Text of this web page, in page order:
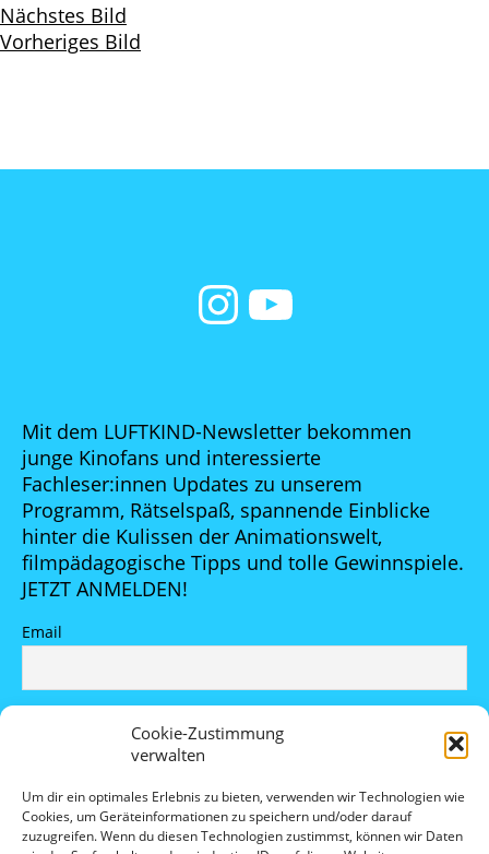
Cookie-Zustimmung
verwalten
Um dir ein optimales Erlebnis zu bieten, verwenden wir Technologien wie
Cookies, um Geräteinformationen zu speichern und/oder darauf
zuzugreifen. Wenn du diesen Technologien zustimmst, können wir Daten
Nächstes Bild
Vorheriges Bild
Mit dem LUFTKIND-Newsletter bekommen
junge Kinofans und interessierte
Fachleser:innen Updates zu unserem
Programm, Rätselspaß, spannende Einblicke
hinter die Kulissen der Animationswelt,
filmpädagogische Tipps und tolle Gewinnspiele.
JETZT ANMELDEN!
Email
Datenschutzerklärung.